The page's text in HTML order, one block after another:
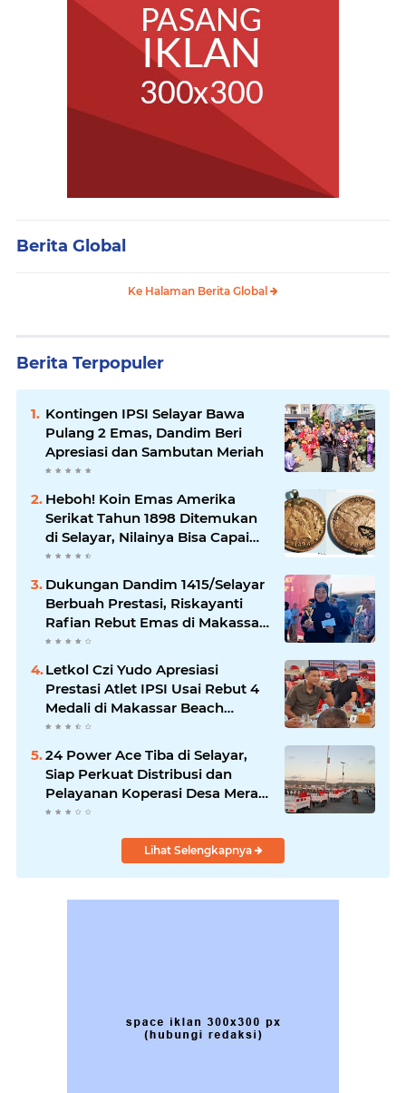
Berita Global
Ke Halaman Berita Global
Berita Terpopuler
Kontingen IPSI Selayar Bawa
Pulang 2 Emas, Dandim Beri
Apresiasi dan Sambutan Meriah
Heboh! Koin Emas Amerika
Serikat Tahun 1898 Ditemukan
di Selayar, Nilainya Bisa Capai
Rp873 Juta
Dukungan Dandim 1415/Selayar
Berbuah Prestasi, Riskayanti
Rafian Rebut Emas di Makassar
Beach Championship
Letkol Czi Yudo Apresiasi
Prestasi Atlet IPSI Usai Rebut 4
Medali di Makassar Beach
Championship
24 Power Ace Tiba di Selayar,
Siap Perkuat Distribusi dan
Pelayanan Koperasi Desa Merah
Putih
Lihat Selengkapnya